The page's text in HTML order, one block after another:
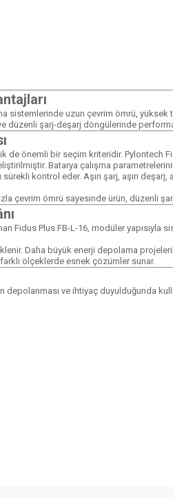
sistemlerinde uzun çevrim ömrü,
düzenli şarj-deşarj döngülerinde
önemli bir seçim kriteridir. Pylontech
Batarya çalışma
kontrol eder. Aşırı şarj, aşırı
çevrim ömrü sayesinde ürün, düzenli
Fidus Plus FB-L-16, modüler yapısıyla
Daha büyük enerji depolama
ölçeklerde esnek çözümler sunar.
ve ihtiyaç duyulduğunda